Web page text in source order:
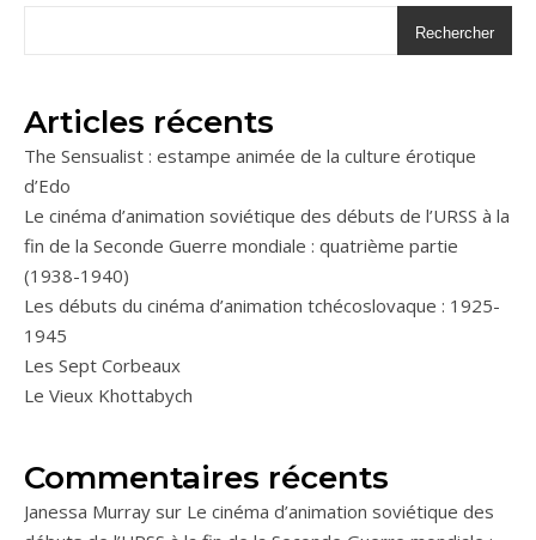
Rechercher
Articles récents
The Sensualist : estampe animée de la culture érotique
d’Edo
Le cinéma d’animation soviétique des débuts de l’URSS à la
fin de la Seconde Guerre mondiale : quatrième partie
(1938-1940)
Les débuts du cinéma d’animation tchécoslovaque : 1925-
1945
Les Sept Corbeaux
Le Vieux Khottabych
Commentaires récents
Janessa Murray sur Le cinéma d’animation soviétique des